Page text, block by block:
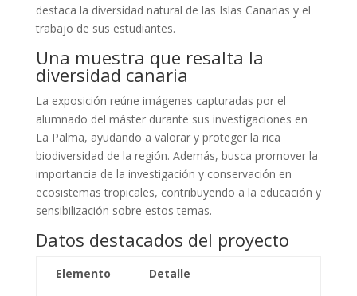
destaca la diversidad natural de las Islas Canarias y el
trabajo de sus estudiantes.
Una muestra que resalta la
diversidad canaria
La exposición reúne imágenes capturadas por el
alumnado del máster durante sus investigaciones en
La Palma, ayudando a valorar y proteger la rica
biodiversidad de la región. Además, busca promover la
importancia de la investigación y conservación en
ecosistemas tropicales, contribuyendo a la educación y
sensibilización sobre estos temas.
Datos destacados del proyecto
Elemento Detalle